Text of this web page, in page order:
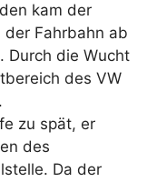
kam der
der Fahrbahn ab
Durch die Wucht
des VW
zu spät, er
des
Da der